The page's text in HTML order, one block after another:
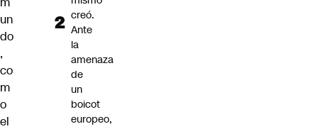
un
do
,
co
m
o
el
creó.
Ante
la
amenaza
de
un
boicot
europeo,